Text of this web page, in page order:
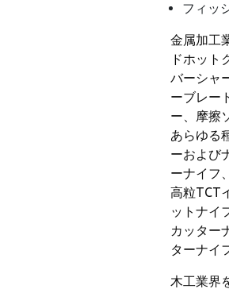
フィッ
金属加工
ドホット
バーシャ
ーブレー
ー、摩擦
あらゆる
ーおよび
ーナイフ
高粒TCT
ットナイ
カッター
ターナイ
木工業界